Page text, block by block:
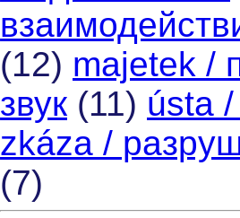
(12) majetek /
звук (11) ústa
zkáza /
(7)